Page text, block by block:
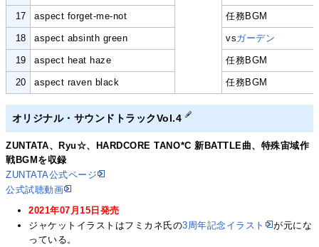
17 aspect forget-me-not 任務BGM
18 aspect absinth green vsガーデン
19 aspect heat haze 任務BGM
20 aspect raven black 任務BGM
オリジナル・サウンドトラックVol.4
ZUNTATA、Ryu☆、HARDCORE TANO*C 新BATTLE曲、特殊宙域作
戦BGMを収録
ZUNTATA公式ページ
公式試聴動画
2021年07月15日発売
ジャケットイラストはフミカネ氏の3周年記念イラスト
が元にな
っている。